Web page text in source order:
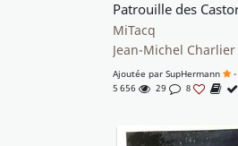
Patrouille des
MiTacq
Jean-Michel Charlier
Ajoutée par SupHermann
-
5 656
29 8